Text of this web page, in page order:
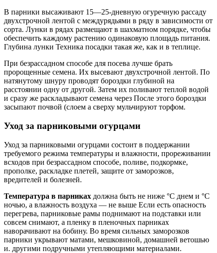
В парники высаживают 15—25-дневную огуречную рассаду
двухстрочной лентой с междурядьями в ряду в зависимости от
сорта. Лунки в рядах размещают в шахматном порядке, чтобы
обеспечить каждому растению одинаковую площадь питания.
Глубина лунки Техника посадки такая же, как и в теплице.
При безрассадном способе для посева лучше брать
пророщенные семена. Их высевают двухстрочной лентой. По
натянутому шнуру проводят бороздки глубиной на
расстоянии одну от другой. Затем их поливают теплой водой
и сразу же раскладывают семена через После этого бороздки
засыпают почвой (слоем а сверху мульчируют торфом.
Уход за парниковыми огурцами
Уход за парниковыми огурцами состоит в поддержании
требуемого режима температуры и влажности, прореживании
всходов при безрассадном способе, поливе, подкормке,
прополке, раскладке плетей, защите от заморозков,
вредителей и болезней.
Температура в парниках должна быть не ниже °C днем и °C
ночью, а влажность воздуха — не выше Если есть опасность
перегрева, парниковые рамы поднимают на подставки или
совсем снимают, а пленку в пленочных парниках
наворачивают на бобину. Во время сильных заморозков
парники укрывают матами, мешковиной, домашней ветошью
и. другими подручными утепляющими материалами.